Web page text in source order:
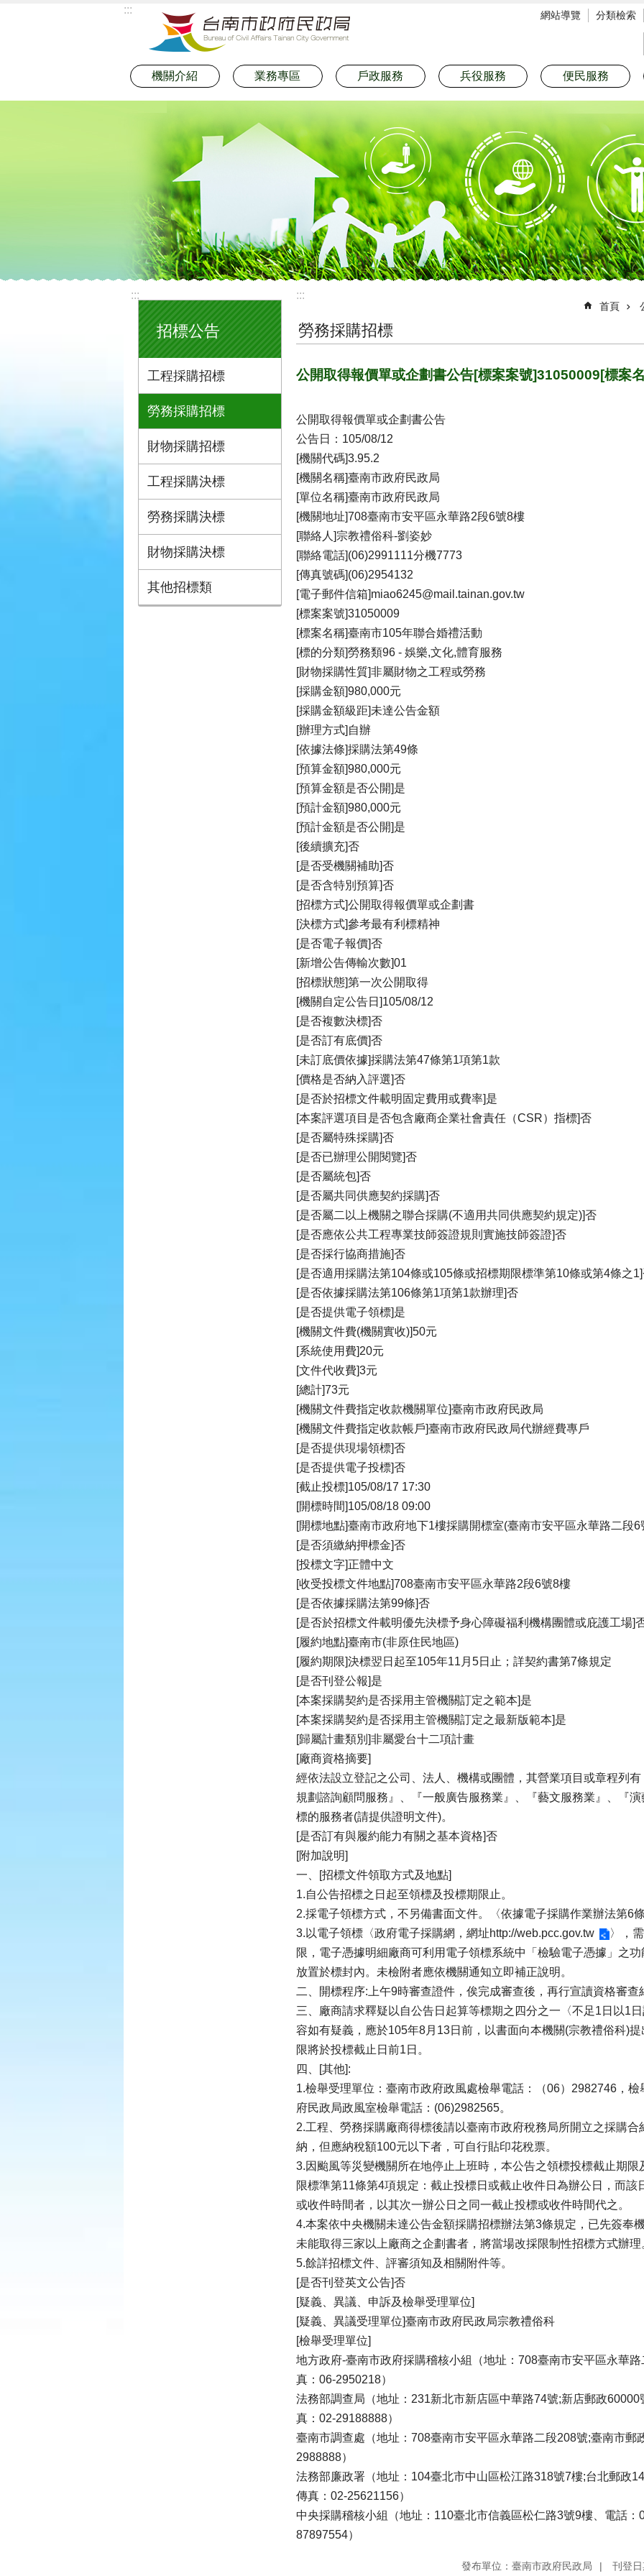
::: 網站導覽 分類檢索
機關介紹 業務專區 戶政服務 兵役服務 便民服務
:::
招標公告
工程採購招標
勞務採購招標
財物採購招標
工程採購決標
勞務採購決標
財物採購決標
其他招標類
:::
首頁
勞務採購招標
公開取得報價單或企劃書公告[標案案號]31050009[標案
公開取得報價單或企劃書公告
公告日：105/08/12
[機關代碼]3.95.2
[機關名稱]臺南市政府民政局
[單位名稱]臺南市政府民政局
[機關地址]708臺南市安平區永華路2段6號8樓
[聯絡人]宗教禮俗科-劉姿妙
[聯絡電話](06)2991111分機7773
[傳真號碼](06)2954132
[電子郵件信箱]miao6245@mail.tainan.gov.tw
[標案案號]31050009
[標案名稱]臺南市105年聯合婚禮活動
[標的分類]勞務類96 - 娛樂,文化,體育服務
[財物採購性質]非屬財物之工程或勞務
[採購金額]980,000元
[採購金額級距]未達公告金額
[辦理方式]自辦
[依據法條]採購法第49條
[預算金額]980,000元
[預算金額是否公開]是
[預計金額]980,000元
[預計金額是否公開]是
[後續擴充]否
[是否受機關補助]否
[是否含特別預算]否
[招標方式]公開取得報價單或企劃書
[決標方式]參考最有利標精神
[是否電子報價]否
[新增公告傳輸次數]01
[招標狀態]第一次公開取得
[機關自定公告日]105/08/12
[是否複數決標]否
[是否訂有底價]否
[未訂底價依據]採購法第47條第1項第1款
[價格是否納入評選]否
[是否於招標文件載明固定費用或費率]是
[本案評選項目是否包含廠商企業社會責任（CSR）指標]否
[是否屬特殊採購]否
[是否已辦理公開閱覽]否
[是否屬統包]否
[是否屬共同供應契約採購]否
[是否屬二以上機關之聯合採購(不適用共同供應契約規定)]否
[是否應依公共工程專業技師簽證規則實施技師簽證]否
[是否採行協商措施]否
[是否適用採購法第104條或105條或招標期限標準第10條或第4條之
[是否依據採購法第106條第1項第1款辦理]否
[是否提供電子領標]是
[機關文件費(機關實收)]50元
[系統使用費]20元
[文件代收費]3元
[總計]73元
[機關文件費指定收款機關單位]臺南市政府民政局
[機關文件費指定收款帳戶]臺南市政府民政局代辦經費專戶
[是否提供現場領標]否
[是否提供電子投標]否
[截止投標]105/08/17 17:30
[開標時間]105/08/18 09:00
[開標地點]臺南市政府地下1樓採購開標室(臺南市安平區永華路二段6
[是否須繳納押標金]否
[投標文字]正體中文
[收受投標文件地點]708臺南市安平區永華路2段6號8樓
[是否依據採購法第99條]否
[是否於招標文件載明優先決標予身心障礙福利機構團體或庇護工場]
[履約地點]臺南市(非原住民地區)
[履約期限]決標翌日起至105年11月5日止；詳契約書第7條規定
[是否刊登公報]是
[本案採購契約是否採用主管機關訂定之範本]是
[本案採購契約是否採用主管機關訂定之最新版範本]是
[歸屬計畫類別]非屬愛台十二項計畫
[廠商資格摘要]
經依法設立登記之公司、法人、機構或團體，其營業項目或章程列
規劃諮詢顧問服務』、『一般廣告服務業』、『藝文服務業』、『
標的服務者(請提供證明文件)。
[是否訂有與履約能力有關之基本資格]否
[附加說明]
一、[招標文件領取方式及地點]
1.自公告招標之日起至領標及投標期限止。
2.採電子領標方式，不另備書面文件。〈依據電子採購作業辦法第6
3.以電子領標〈政府電子採購網，網址http://web.pcc.gov.tw
〉，
限，電子憑據明細廠商可利用電子領標系統中「檢驗電子憑據」之
放置於標封內。未檢附者應依機關通知立即補正說明。
二、開標程序:上午9時審查證件，俟完成審查後，再行宣讀資格審查
三、廠商請求釋疑以自公告日起算等標期之四分之一〈不足1日以1
容如有疑義，應於105年8月13日前，以書面向本機關(宗教禮俗科)
限將於投標截止日前1日。
四、[其他]:
1.檢舉受理單位：臺南市政府政風處檢舉電話：（06）2982746，
府民政局政風室檢舉電話：(06)2982565。
2.工程、勞務採購廠商得標後請以臺南市政府稅務局所開立之採購
納，但應納稅額100元以下者，可自行貼印花稅票。
3.因颱風等災變機關所在地停止上班時，本公告之領標投標截止期
限標準第11條第4項規定：截止投標日或截止收件日為辦公日，而
或收件時間者，以其次一辦公日之同一截止投標或收件時間代之。
4.本案依中央機關未達公告金額採購招標辦法第3條規定，已先簽奉
未能取得三家以上廠商之企劃書者，將當場改採限制性招標方式辦理
5.餘詳招標文件、評審須知及相關附件等。
[是否刊登英文公告]否
[疑義、異議、申訴及檢舉受理單位]
[疑義、異議受理單位]臺南市政府民政局宗教禮俗科
[檢舉受理單位]
地方政府-臺南市政府採購稽核小組（地址：708臺南市安平區永華
真：06-2950218）
法務部調查局（地址：231新北市新店區中華路74號;新店郵政
真：02-29188888）
臺南市調查處（地址：708臺南市安平區永華路二段208號;臺南市郵
2988888）
法務部廉政署（地址：104臺北市中山區松江路318號7樓;台北郵政
傳真：02-25621156）
中央採購稽核小組（地址：110臺北市信義區松仁路3號9樓、電話
87897554）
發布單位：臺南市政府民政局 刊登